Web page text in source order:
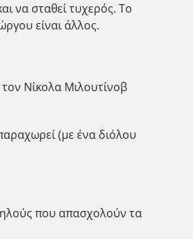
να σταθεί τυχερός. Το
είναι άλλος.
Νίκολα Μιλουτίνοβ
(με ένα διόλου
που απασχολούν τα